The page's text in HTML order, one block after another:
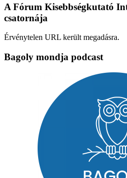
A Fórum Kisebbségkutató
csatornája
Érvénytelen URL került megadásra.
Bagoly mondja podcast